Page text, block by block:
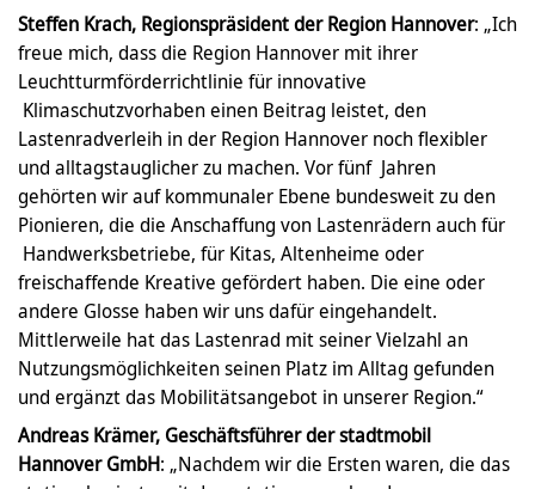
Steffen Krach, Regionspräsident der Region Hannover: „Ich
freue mich, dass die Region Hannover mit ihrer
Leuchtturmförderrichtlinie für innovative
Klimaschutzvorhaben einen Beitrag leistet, den
Lastenradverleih in der Region Hannover noch flexibler
und alltagstauglicher zu machen. Vor fünf Jahren
gehörten wir auf kommunaler Ebene bundesweit zu den
Pionieren, die die Anschaffung von Lastenrädern auch für
Handwerksbetriebe, für Kitas, Altenheime oder
freischaffende Kreative gefördert haben. Die eine oder
andere Glosse haben wir uns dafür eingehandelt.
Mittlerweile hat das Lastenrad mit seiner Vielzahl an
Nutzungsmöglichkeiten seinen Platz im Alltag gefunden
und ergänzt das Mobilitätsangebot in unserer Region.“
Andreas Krämer, Geschäftsführer der stadtmobil
Hannover GmbH: „Nachdem wir die Ersten waren, die das